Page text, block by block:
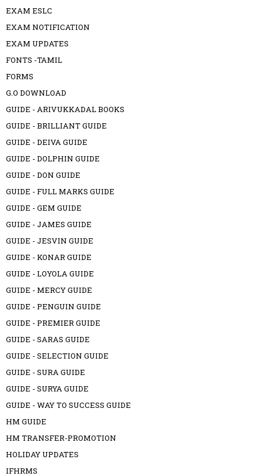
EXAM ESLC
EXAM NOTIFICATION
EXAM UPDATES
FONTS -TAMIL
FORMS
G.O DOWNLOAD
GUIDE - ARIVUKKADAL BOOKS
GUIDE - BRILLIANT GUIDE
GUIDE - DEIVA GUIDE
GUIDE - DOLPHIN GUIDE
GUIDE - DON GUIDE
GUIDE - FULL MARKS GUIDE
GUIDE - GEM GUIDE
GUIDE - JAMES GUIDE
GUIDE - JESVIN GUIDE
GUIDE - KONAR GUIDE
GUIDE - LOYOLA GUIDE
GUIDE - MERCY GUIDE
GUIDE - PENGUIN GUIDE
GUIDE - PREMIER GUIDE
GUIDE - SARAS GUIDE
GUIDE - SELECTION GUIDE
GUIDE - SURA GUIDE
GUIDE - SURYA GUIDE
GUIDE - WAY TO SUCCESS GUIDE
HM GUIDE
HM TRANSFER-PROMOTION
HOLIDAY UPDATES
IFHRMS